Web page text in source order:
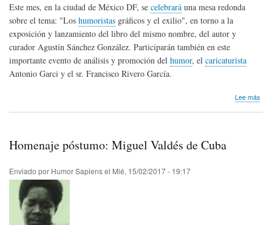
Este mes, en la ciudad de México DF, se celebrará una mesa redonda
sobre el tema: "Los humoristas gráficos y el exilio", en torno a la
exposición y lanzamiento del libro del mismo nombre, del autor y
curador Agustín Sánchez González. Participarán también en este
importante evento de análisis y promoción del humor, el caricaturista
Antonio Garci y el sr. Francisco Rivero García.
Lee más
Homenaje póstumo: Miguel Valdés de Cuba
Enviado por Humor Sapiensel Mié, 15/02/2017 - 19:17